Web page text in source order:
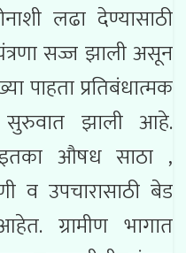
लढा देण्यासाठी
सज्ज झाली असून
पाहता प्रतिबंधात्मक
सुरुवात झाली आहे.
औषध साठा ,
व उपचारासाठी बेड
ग्रामीण भागात